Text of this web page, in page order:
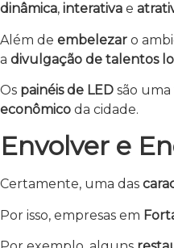
dinâmica, interativa e
Além de embelezar o
a divulgação de talentos
Os painéis de LED são
econômico da cidade.
Envolver e
Certamente, uma das
Por isso, empresas em